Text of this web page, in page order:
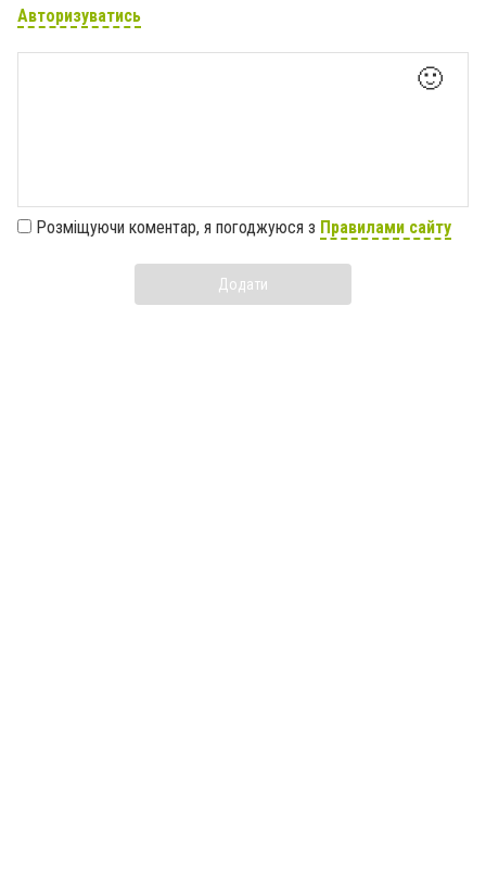
Авторизуватись
🙂
Розміщуючи коментар, я погоджуюся з Правилами сайту
Додати